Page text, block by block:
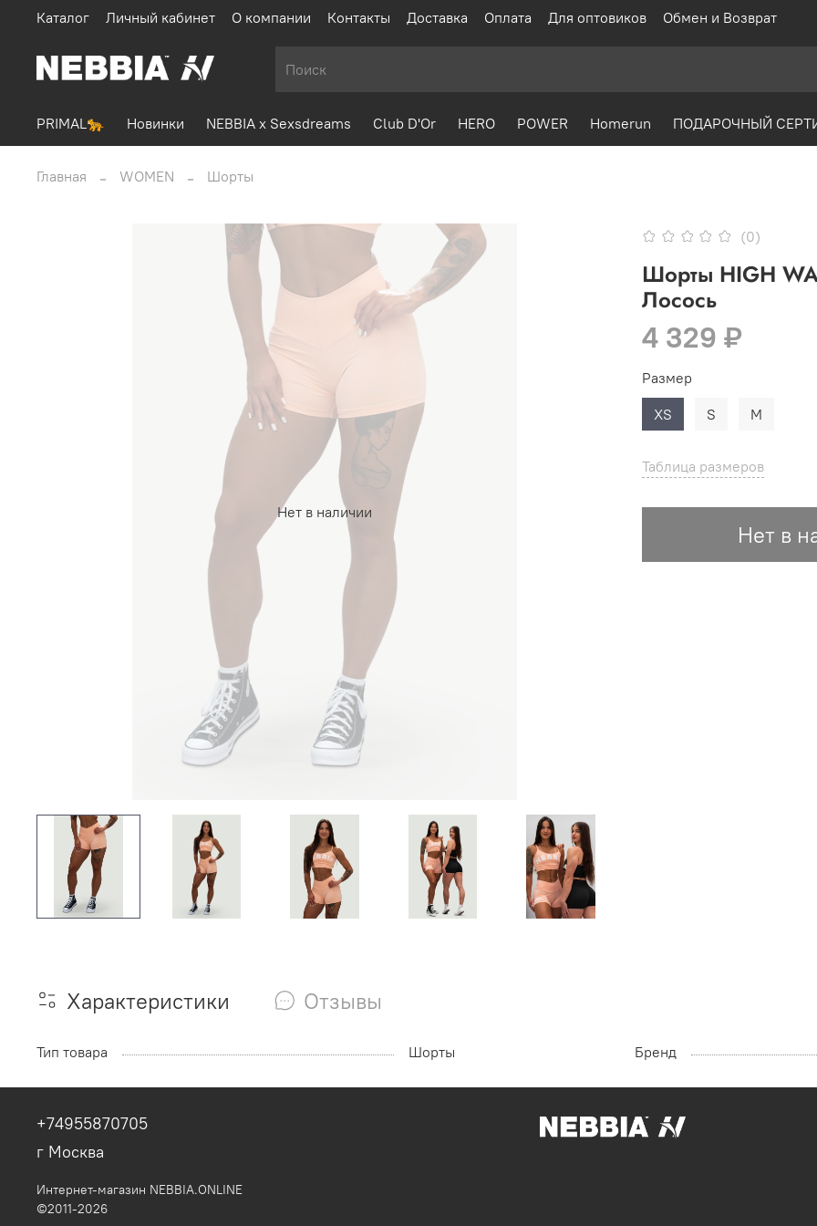
Каталог Личный кабинет О компании Контакты Доставка Оплата Для оптовиков Обмен и Возврат
PRIMAL🐆 Новинки NEBBIA x Sexsdreams Club D'Or HERO POWER Homerun ПОДАРОЧНЫЙ
Главная WOMEN Шорты
Нет в наличии
(0)
Шорты HIGH
Лосось
4 329 ₽
Таблица размеров
Нет в
Размер
XS
S M
Характеристики Отзывы
Тип товара Шорты Бренд
+74955870705
г Москва
Интернет-магазин NEBBIA.ONLINE
©2011-2026